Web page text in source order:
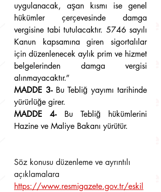
uygulanacak, aşan kısmı ise genel
hükümler çerçevesinde damga
vergisine tabi tutulacaktır. 5746 sayılı
Kanun kapsamına giren sigortalılar
için düzenlenecek aylık prim ve hizmet
belgelerinden damga vergisi
alınmayacaktır.”
MADDE 3- Bu Tebliğ yayımı tarihinde
yürürlüğe girer.
MADDE 4- Bu Tebliğ hükümlerini
Hazine ve Maliye Bakanı yürütür.
Söz konusu düzenleme ve ayrıntılı
açıklamalara
https://www.resmigazete.gov.tr/eskil